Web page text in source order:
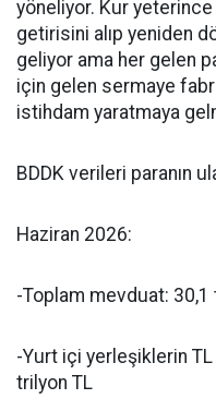
yöneliyor. Kur yeterince
getirisini alıp yeniden
geliyor ama her gelen
için gelen sermaye
istihdam yaratmaya
BDDK verileri paranın
Haziran 2026:
-Toplam mevduat: 30,1
-Yurt içi yerleşiklerin TL
trilyon TL